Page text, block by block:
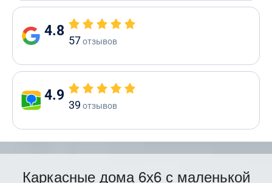
4.8
57отзывов
4.9
39 отзывов
Каркасные дома 6х6 с маленькой